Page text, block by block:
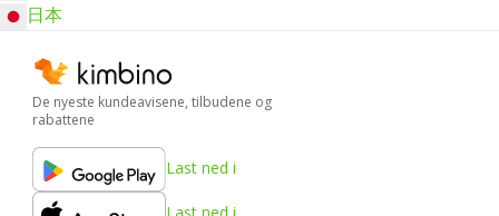
日本
De nyeste kundeavisene, tilbudene og
rabattene
Last ned i